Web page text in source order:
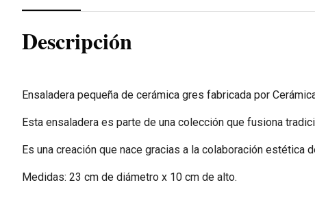
Descripción
Ensaladera pequeña de cerámica gres fabricada por
Esta ensaladera es parte de una colección que fusiona
Es una creación que nace gracias a la colaboración estética
Medidas: 23 cm de diámetro x 10 cm de alto.